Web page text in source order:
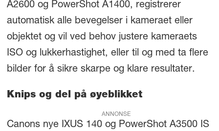
A2600 og PowerShot A1400, registrerer
automatisk alle bevegelser i kameraet eller
objektet og vil ved behov justere kameraets
ISO og lukkerhastighet, eller til og med ta flere
bilder for å sikre skarpe og klare resultater.
Knips og del på øyeblikket
ANNONSE
Canons nye IXUS 140 og PowerShot A3500 IS